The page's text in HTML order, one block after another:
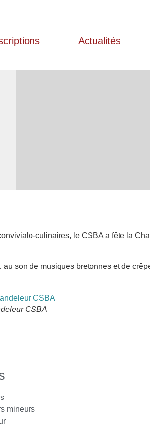
Actualités
culinaires, le CSBA a fête la
son de musiques bretonnes et de
CSBA
mineurs